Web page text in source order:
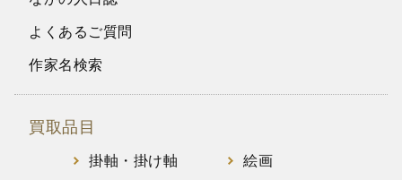
よくあるご質問
作家名検索
買取品目
掛軸・掛け軸
絵画